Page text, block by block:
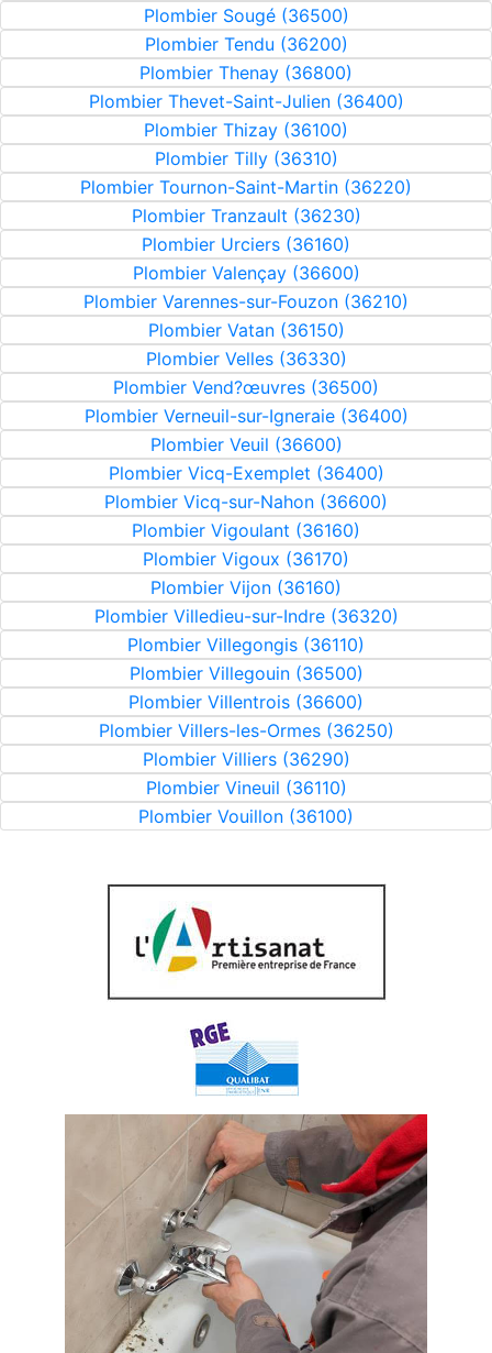
Plombier Sougé (36500)
Plombier Tendu (36200)
Plombier Thenay (36800)
Plombier Thevet-Saint-Julien (36400)
Plombier Thizay (36100)
Plombier Tilly (36310)
Plombier Tournon-Saint-Martin (36220)
Plombier Tranzault (36230)
Plombier Urciers (36160)
Plombier Valençay (36600)
Plombier Varennes-sur-Fouzon (36210)
Plombier Vatan (36150)
Plombier Velles (36330)
Plombier Vend?œuvres (36500)
Plombier Verneuil-sur-Igneraie (36400)
Plombier Veuil (36600)
Plombier Vicq-Exemplet (36400)
Plombier Vicq-sur-Nahon (36600)
Plombier Vigoulant (36160)
Plombier Vigoux (36170)
Plombier Vijon (36160)
Plombier Villedieu-sur-Indre (36320)
Plombier Villegongis (36110)
Plombier Villegouin (36500)
Plombier Villentrois (36600)
Plombier Villers-les-Ormes (36250)
Plombier Villiers (36290)
Plombier Vineuil (36110)
Plombier Vouillon (36100)